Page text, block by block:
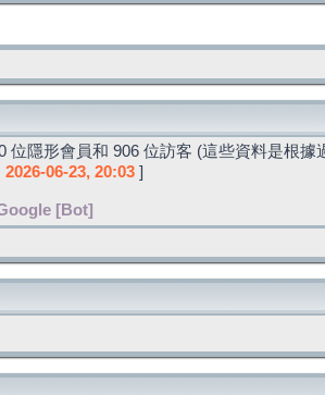
位隱形會員和 906 位訪客 (這些資料是根據
2026-06-23, 20:03 ]
[Bot]